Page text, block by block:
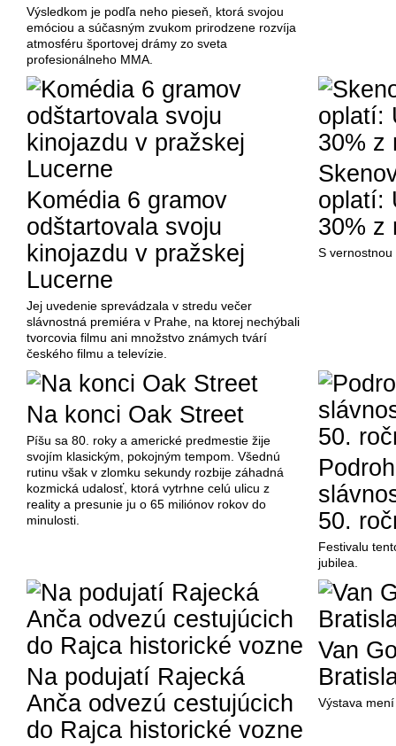
Výsledkom je podľa neho pieseň, ktorá svojou
emóciou a súčasným zvukom prirodzene rozvíja
atmosféru športovej drámy zo sveta
profesionálneho MMA.
Komédia 6 gramov
odštartovala svoju
kinojazdu v pražskej
Lucerne
Jej uvedenie sprevádzala v stredu večer
slávnostná premiéra v Prahe, na ktorej nechýbali
tvorcovia filmu ani množstvo známych tvárí
českého filmu a televízie.
oplatí:
30% z
S
Na konci Oak Street
Píšu sa 80. roky a americké predmestie žije
svojím klasickým, pokojným tempom. Všednú
rutinu však v zlomku sekundy rozbije záhadná
kozmická udalosť, ktorá vytrhne celú ulicu z
reality a presunie ju o 65 miliónov rokov do
minulosti.
50.
Festivalu
jubilea.
Na podujatí Rajecká
Anča odvezú cestujúcich
do Rajca historické vozne
Van
Výstava